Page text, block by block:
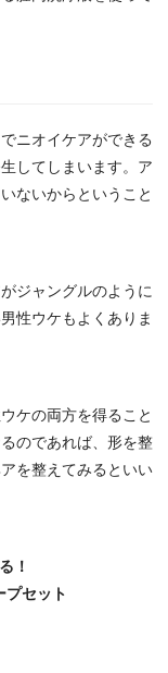
ニオイケアができる
してしまいます。ア
ないからということ
ジャングルのように
性ウケもよくありま
ケの両方を得ること
のであれば、形を整
を整えてみるといい
！
プセット